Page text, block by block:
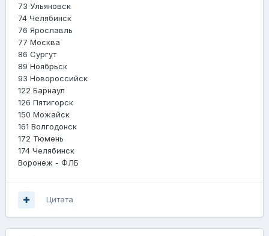
73 Ульяновск
74 Челябинск
76 Ярославль
77 Москва
86 Сургут
89 Ноябрьск
93 Новороссийск
122 Барнаул
126 Пятигорск
150 Можайск
161 Волгодонск
172 Тюмень
174 Челябинск
Воронеж - ФЛБ
Цитата